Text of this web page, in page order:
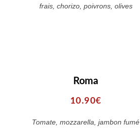
frais, chorizo, poivrons, olives
Roma
10.90€
Tomate, mozzarella, jambon fumé